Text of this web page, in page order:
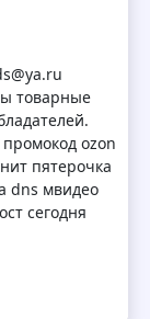
товарные
ozon
пятерочка
dns мвидео
сегодня